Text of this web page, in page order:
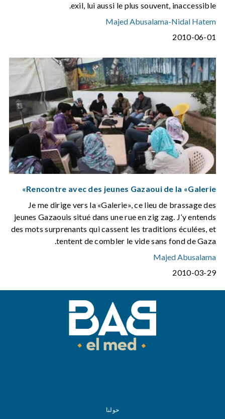
exil, lui aussi le plus souvent, inaccessible.
Nidal Hatem
-
Majed Abusalama
2010-06-01
Rencontre avec des jeunes Gazaoui de la «Galerie»
Je me dirige vers la «Galerie», ce lieu de brassage des
jeunes Gazaouis situé dans une rue en zig zag. J’y entends
des mots surprenants qui cassent les traditions éculées, et
tentent de combler le vide sans fond de Gaza.
Majed Abusalama
2010-03-29
حولنا